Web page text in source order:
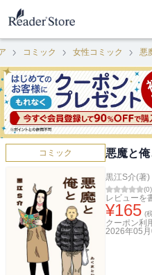
コミック 女性コミック 悪
コミック 悪魔と
黒江S介(著)
(0)
レビューを
¥165 (
クーポン利
2026年05月